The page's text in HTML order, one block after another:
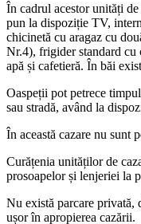
În cadrul acestor unități
pun la dispoziție TV,
chicinetă cu aragaz cu
Nr.4), frigider standard cu
apă și cafetieră. În băi
Oaspeții pot petrece
sau stradă, având la
În această cazare nu sunt
Curățenia unităților de
prosoapelor și lenjeriei la
Nu există parcare privată,
ușor în apropierea cazării.